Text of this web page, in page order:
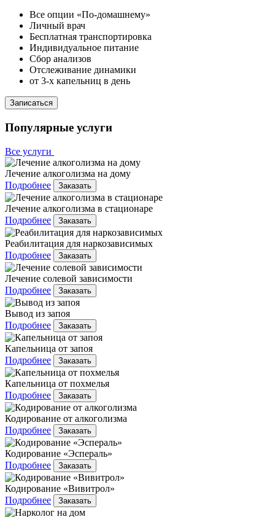
Все опции «По-домашнему»
Личный врач
Бесплатная транспортировка
Индивидуальное питание
Сбор анализов
Отслеживание динамики
от 3-х капельниц в день
Записаться
Популярные услуги
Все услуги
Лечение алкоголизма на дому
Подробнее
Заказать
Лечение алкоголизма в стационаре
Подробнее
Заказать
Реабилитация для наркозависимых
Подробнее
Заказать
Лечение солевой зависимости
Подробнее
Заказать
Вывод из запоя
Подробнее
Заказать
Капельница от запоя
Подробнее
Заказать
Капельница от похмелья
Подробнее
Заказать
Кодирование от алкоголизма
Подробнее
Заказать
Кодирование «Эспераль»
Подробнее
Заказать
Кодирование «Вивитрол»
Подробнее
Заказать